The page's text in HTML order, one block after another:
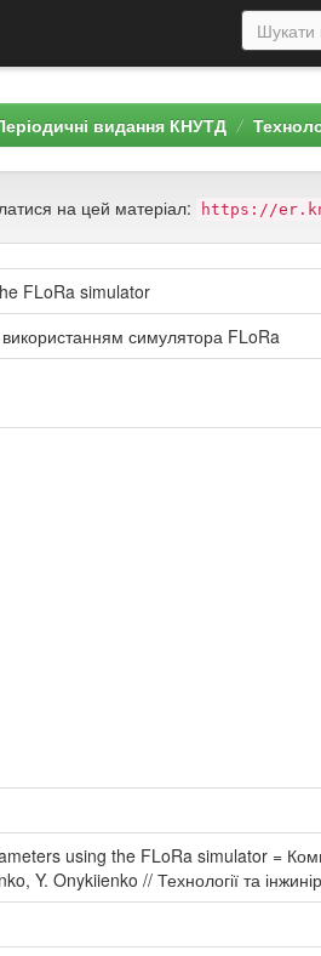
видання КНУТД
на цей матеріал: https://
FLoRa simulator
симулятора FLoRa
using the FLoRa simulator =
Y. Onykiienko // Технології та